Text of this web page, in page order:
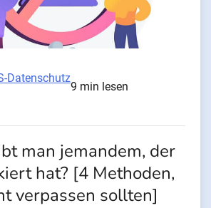
Datenschutz
9 min lesen
man jemandem, der
hat? [4 Methoden,
verpassen sollten]